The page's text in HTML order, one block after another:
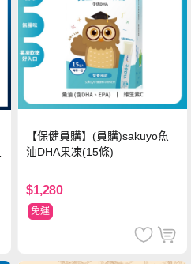
【保健員購】(員購)sakuyo魚
油DHA果凍(15條)
$1,280
免運